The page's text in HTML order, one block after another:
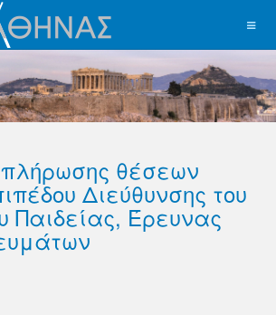
θέσεων
Διεύθυνσης του
Παιδείας, Έρευνας